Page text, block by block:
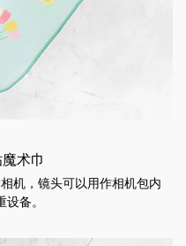
术巾
机，镜头可以用作相机包内
备。